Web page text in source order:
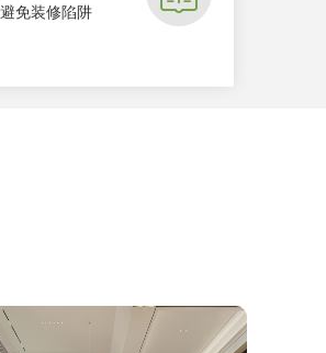
免装修陷阱